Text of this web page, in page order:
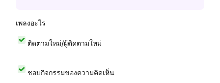
เพลงอะไร
ติดตามใหม่/ผู้ติดตามใหม่
ชอบกิจกรรมของความคิดเห็น